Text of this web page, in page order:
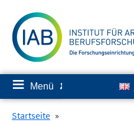
zum
Inhalt
≡ Menü ✘
Startseite »